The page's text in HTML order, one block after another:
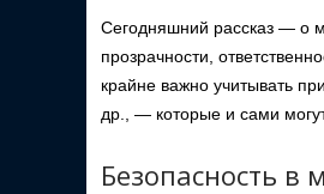
Сегодняшний рассказ — о
прозрачности,
крайне важно учитывать
др., — которые и сами
Безопасность